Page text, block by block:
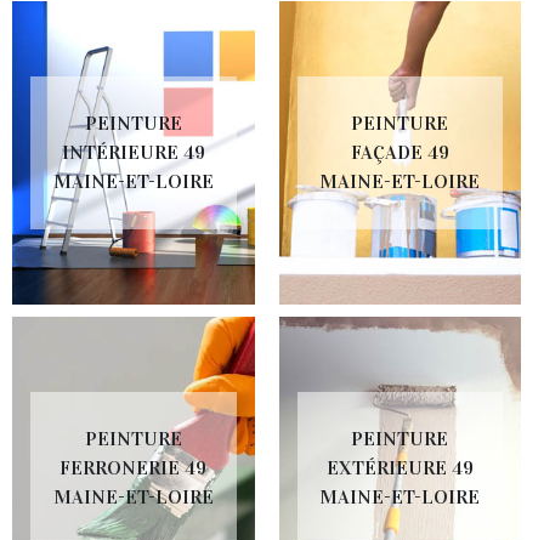
PEINTURE
INTÉRIEURE 49
MAINE-ET-LOIRE
PEINTURE
FAÇADE 49
MAINE-ET-LOIRE
PEINTURE
FERRONERIE 49
MAINE-ET-LOIRE
PEINTURE
EXTÉRIEURE 49
MAINE-ET-LOIRE